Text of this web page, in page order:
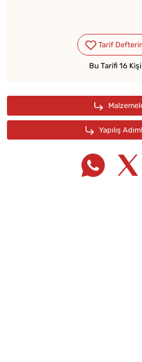
Bu Tarifi 16